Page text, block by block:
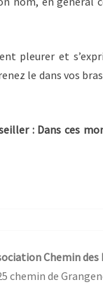
pleurer et
le dans vos
: Dans ces
Chemin
chemin de